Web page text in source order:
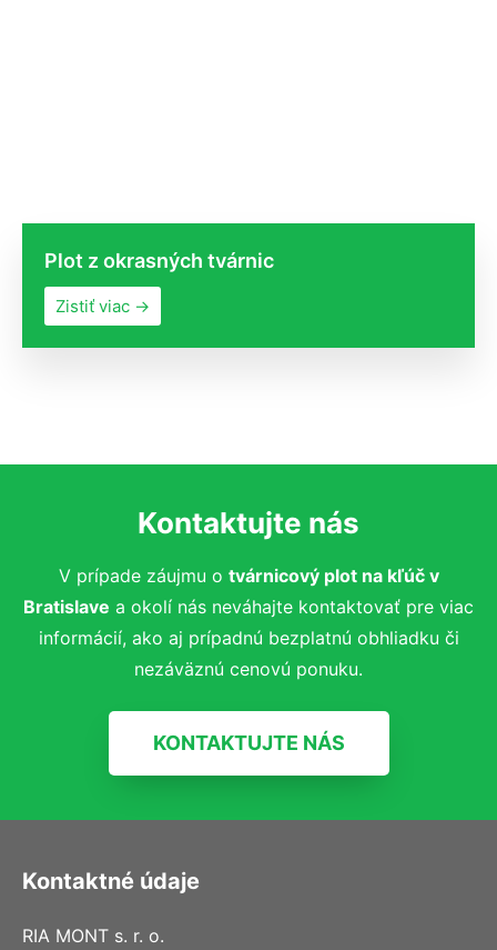
Plot z okrasných tvárnic
Zistiť viac →
Kontaktujte nás
V prípade záujmu o tvárnicový plot na kľúčv
Bratislave a okolí nás neváhajte kontaktovať pre viac
informácií, ako aj prípadnú bezplatnú obhliadku či
nezáväznú cenovú ponuku.
KONTAKTUJTE NÁS
Kontaktné údaje
RIA MONT s. r. o.